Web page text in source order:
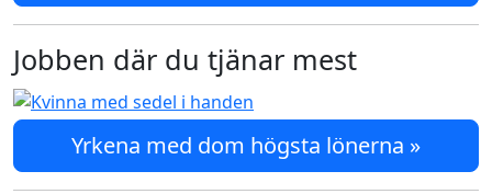
Jobben där du tjänar mest
Yrkena med dom högsta lönerna »